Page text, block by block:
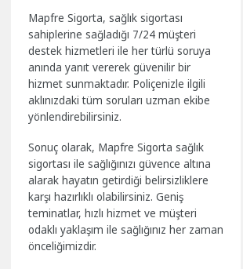
Mapfre Sigorta, sağlık sigortası
sahiplerine sağladığı 7/24 müşteri
destek hizmetleri ile her türlü soruya
anında yanıt vererek güvenilir bir
hizmet sunmaktadır. Poliçenizle ilgili
aklınızdaki tüm soruları uzman ekibe
yönlendirebilirsiniz.
Sonuç olarak, Mapfre Sigorta sağlık
sigortası ile sağlığınızı güvence altına
alarak hayatın getirdiği belirsizliklere
karşı hazırlıklı olabilirsiniz. Geniş
teminatlar, hızlı hizmet ve müşteri
odaklı yaklaşım ile sağlığınız her zaman
önceliğimizdir.